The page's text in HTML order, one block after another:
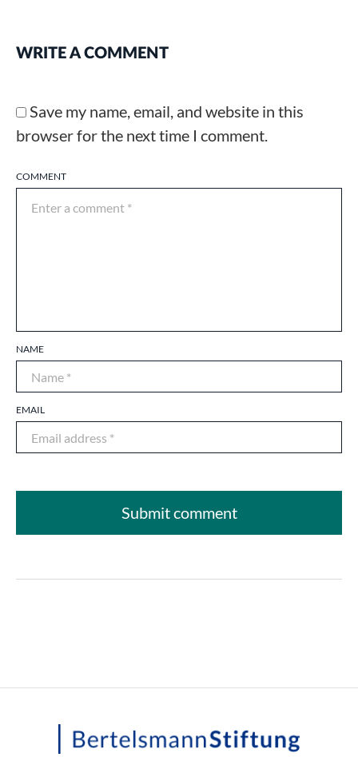
WRITE A COMMENT
COMMENT
NAME
EMAIL
Save my name, email, and website in this
browser for the next time I comment.